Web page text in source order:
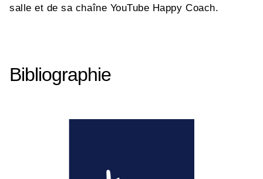
salle et de sa chaîne YouTube Happy Coach.
Bibliographie